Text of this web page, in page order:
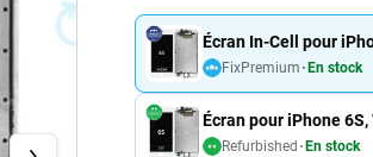
Écran pour iPhone
Refurbished En stock
Écran In-Cell pour
FixPremium En stock